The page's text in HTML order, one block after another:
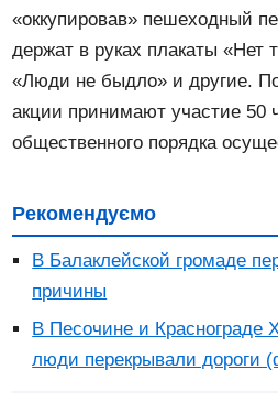
«оккупировав» пешеходный
держат в руках плакаты «Нет
«Люди не быдло» и другие.
акции принимают участие 50
общественного порядка
Рекомендуємо
В Балаклейской громаде
причины
В Песочине и Краснограде
люди перекрывали дороги